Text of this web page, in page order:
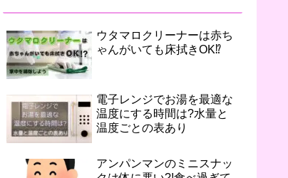
ウタマロクリーナーは赤ち
ゃんがいても床拭きOK⁉︎
電子レンジでお湯を最適な
温度にする時間は?水量と
温度ごとの表あり
アンパンマンのミニスナッ